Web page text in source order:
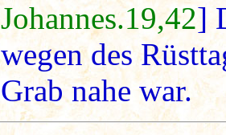
Johannes.19,42]
wegen des
Grab nahe war.